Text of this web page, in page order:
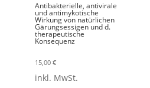
Antibakterielle, antivirale
und antimykotische
Wirkung von natürlichen
Gärungsessigen und d.
therapeutische
Konsequenz
15,00 €
inkl. MwSt.